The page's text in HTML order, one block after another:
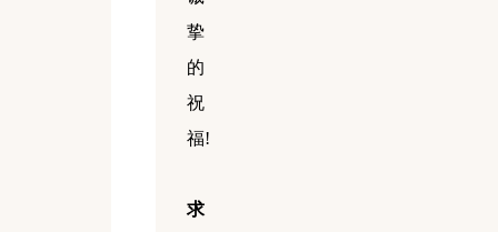
挚
的
祝
福!
求